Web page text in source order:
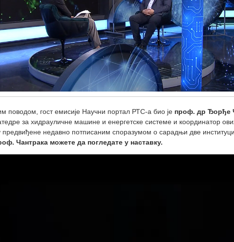
поводом, гост емисије Научни портал РТС-а био је проф. др Ђорђе
за хидрауличне машине и енергетске системе и координатор
предвиђене недавно потписаним споразумом о сарадњи две
Чантрака можете да погледате у наставку.